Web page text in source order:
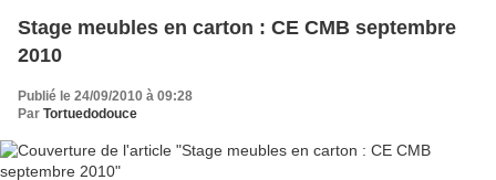
Stage meubles en carton : CE CMB septembre
2010
Publié le 24/09/2010 à 09:28
Par Tortuedodouce